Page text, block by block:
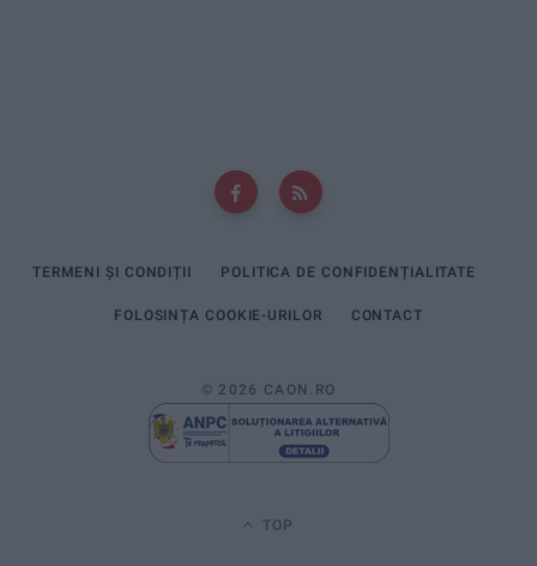
TERMENI ȘI CONDIȚII POLITICA DE CONFIDENȚIALITATE
FOLOSINȚA COOKIE-URILOR CONTACT
© 2026 CAON.RO
TOP